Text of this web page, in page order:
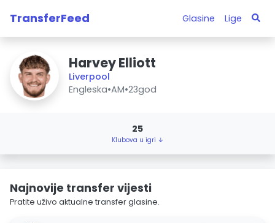
TransferFeed Glasine Lige
Harvey Elliott
Liverpool
Engleska•AM•23god
25
Klubova u igri ↓
Najnovije transfer vijesti
Pratite uživo aktualne transfer glasine.